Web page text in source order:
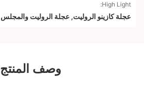
High Light:
عجلة كازينو الروليت, عجلة الروليت والمجلس
وصف المنتج